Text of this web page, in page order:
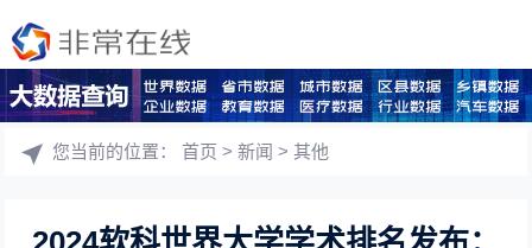
您当前的位置：首页 >新闻 >其他